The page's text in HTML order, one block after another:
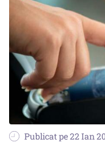
Publicat pe 22 Ian